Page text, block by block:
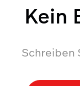
Kein
Schreiben